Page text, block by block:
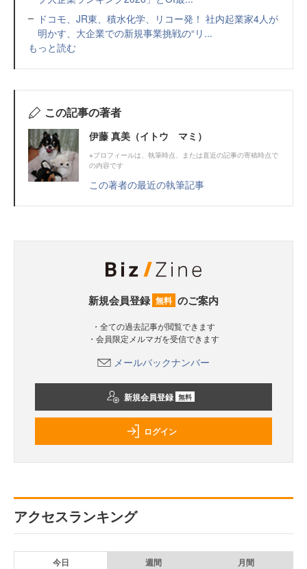
ドコモ、JR東、積水化学、リコー発！ 社内起業家4人が
明かす、大企業での新規事業挑戦の“リ...
もっと読む
この記事の著者
伊藤 真美（イトウ マミ）
※プロフィールは、執筆時点、または直近の記事の寄稿時点で
の内容です
この著者の最近の執筆記事
新規会員登録 無料 のご案内
・全ての過去記事が閲覧できます
・会員限定メルマガを受信できます
メールバックナンバー
新規会員登録 無料
ログイン
アクセスランキング
今日 週間 月間